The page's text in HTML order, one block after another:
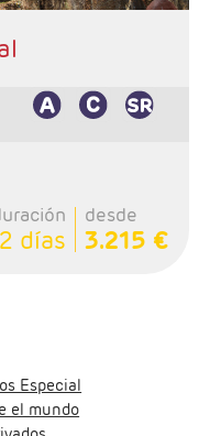
días
desde
3.215 €
Especial
el mundo